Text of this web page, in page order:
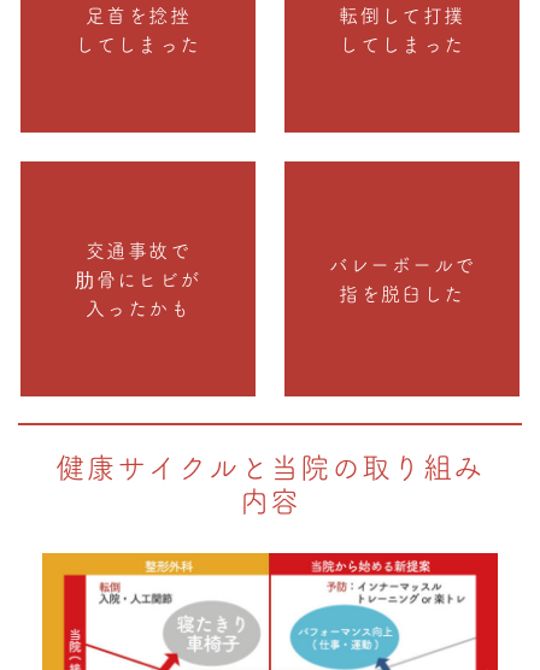
足首を捻挫
してしまった
転倒して打撲
してしまった
交通事故で
肋骨にヒビが
入ったかも
バレーボールで
指を脱臼した
健康サイクルと当院の取り組み
内容